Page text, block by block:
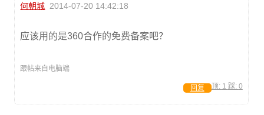
何朝城 2014-07-20 14:42:18
应该用的是360合作的免费备案吧？
跟帖来自电脑端
顶: 1 踩: 0
回复